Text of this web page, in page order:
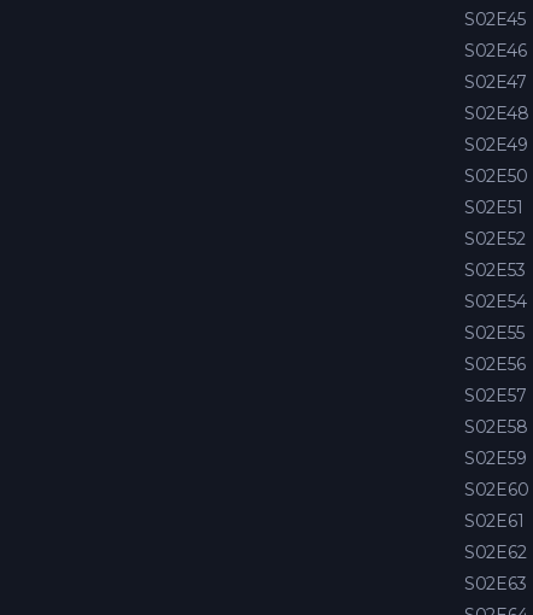
S02E45
S02E46
S02E47
S02E48
S02E49
S02E50
S02E51
S02E52
S02E53
S02E54
S02E55
S02E56
S02E57
S02E58
S02E59
S02E60
S02E61
S02E62
S02E63